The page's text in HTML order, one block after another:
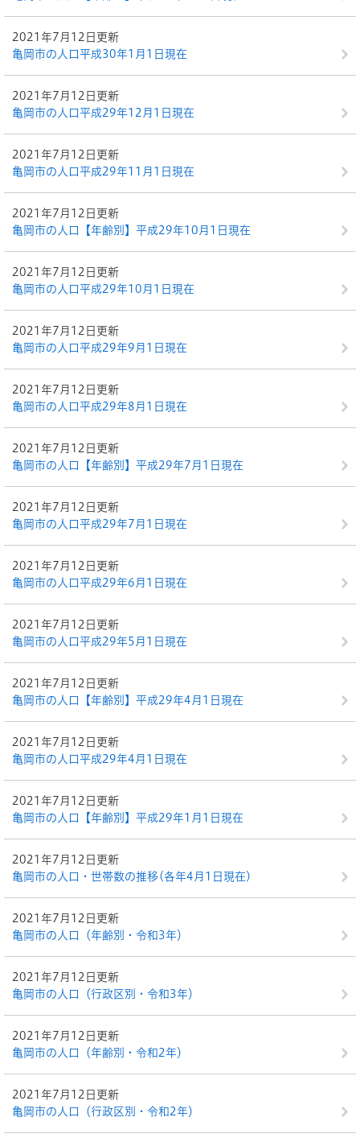
2021年7月12日更新
亀岡市の人口平成30年1月1日現在
2021年7月12日更新
亀岡市の人口平成29年12月1日現在
2021年7月12日更新
亀岡市の人口平成29年11月1日現在
2021年7月12日更新
亀岡市の人口【年齢別】平成29年10月1日現在
2021年7月12日更新
亀岡市の人口平成29年10月1日現在
2021年7月12日更新
亀岡市の人口平成29年9月1日現在
2021年7月12日更新
亀岡市の人口平成29年8月1日現在
2021年7月12日更新
亀岡市の人口【年齢別】平成29年7月1日現在
2021年7月12日更新
亀岡市の人口平成29年7月1日現在
2021年7月12日更新
亀岡市の人口平成29年6月1日現在
2021年7月12日更新
亀岡市の人口平成29年5月1日現在
2021年7月12日更新
亀岡市の人口【年齢別】平成29年4月1日現在
2021年7月12日更新
亀岡市の人口平成29年4月1日現在
2021年7月12日更新
亀岡市の人口【年齢別】平成29年1月1日現在
2021年7月12日更新
亀岡市の人口・世帯数の推移(各年4月1日現在)
2021年7月12日更新
亀岡市の人口（年齢別・令和3年）
2021年7月12日更新
亀岡市の人口（行政区別・令和3年）
2021年7月12日更新
亀岡市の人口（年齢別・令和2年）
2021年7月12日更新
亀岡市の人口（行政区別・令和2年）